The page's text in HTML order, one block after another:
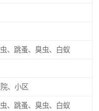
、跳蚤、臭虫、白蚁
、小区
、跳蚤、臭虫、白蚁